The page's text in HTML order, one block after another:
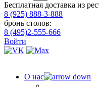
Бесплатная доставка из
8 (925) 888-3-888
бронь столов:
8 (495)2-555-666
Войти
О нас